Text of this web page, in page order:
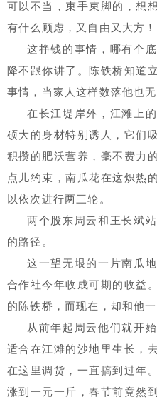
可以不当，束手束脚的，想
有什么顾虑，又自由又大方！
这挣钱的事情，哪有个
降不跟你讲了。陈铁桥知道
事情，当家人这样数落他也
在长江堤岸外，江滩上
硕大的身材特别诱人，它们
积攒的肥沃营养，毫不费力
点儿约束，南瓜花在这炽热
以依次进行两三轮。
两个股东周云和王长斌
的路径。
这一望无垠的一片南瓜
合作社今年收成可期的收益
的陈铁桥，而现在，却和他
从前年起周云他们就开
适合在江滩的沙地里生长，
在这里调货，一直搞到过年
涨到一元一斤，春节前竟然